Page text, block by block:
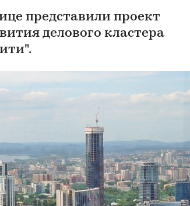
представили проект
делового кластера